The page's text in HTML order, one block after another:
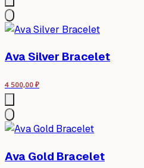
Ava Silver Bracelet
4 500,00 ₽
Ava Gold Bracelet